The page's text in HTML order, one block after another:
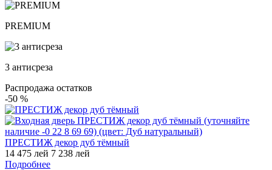
PREMIUM
3 антисреза
Распродажа остатков
-50 %
ПРЕСТИЖ декор дуб тёмный
14 475 лей 7 238 лей
Подробнее